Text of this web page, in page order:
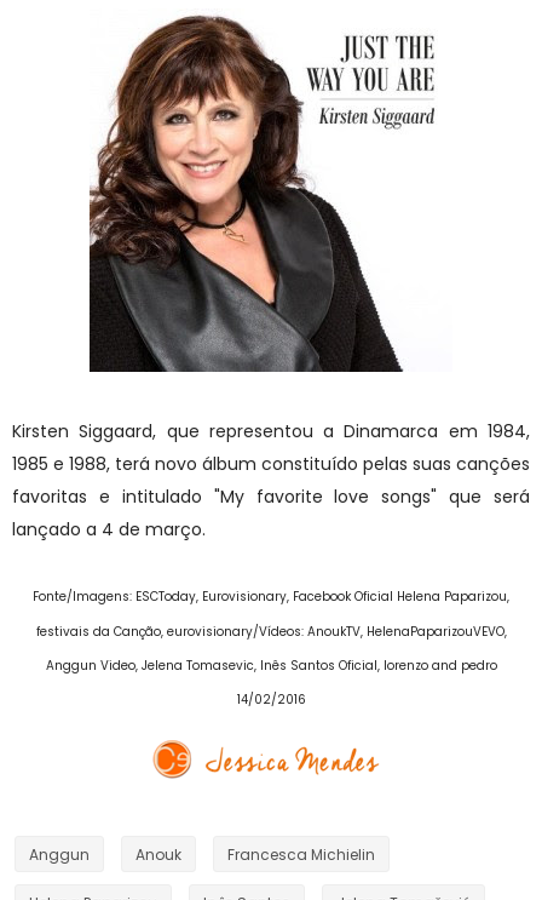
Kirsten Siggaard, que representou a Dinamarca em 1984,
1985 e 1988, terá novo álbum constituído pelas suas canções
favoritas e intitulado "My favorite love songs" que será
lançado a 4 de março.
Fonte/Imagens: ESCToday, Eurovisionary, Facebook Oficial Helena Paparizou,
festivais da Canção, eurovisionary/Vídeos: AnoukTV, HelenaPaparizouVEVO,
Anggun Video, Jelena Tomasevic, Inês Santos Oficial, lorenzo and pedro
14/02/2016
Anggun Anouk Francesca Michielin